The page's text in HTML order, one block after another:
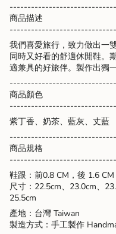
in
cart",
quantity
for
{{
product
}}",
"multiples_of"=>"Increments
of
{{
quantity
}}",
"minimum_of"=>"Minimum
of
{{
quantity
"maximum_of"=>"Maximum
of
商品描述
我們喜愛旅行，致力做出一
同時又好看的舒適休閒鞋。
適兼具的好旅伴。製作出獨
商品顏色
紫丁香、奶茶、藍灰、丈藍
商品規格
鞋跟：前0.8 CM，後 1.6 CM
尺寸：22.5cm、23.0cm、
25.5cm
產地：台灣 Taiwan
製造方式：手工製作